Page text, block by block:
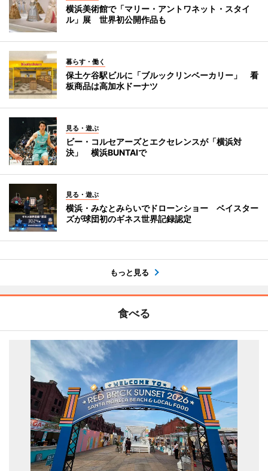
横浜美術館で「マリー・アントワネット・スタイ
ル」展 世界初公開作品も
暮らす・働く
保土ケ谷駅ビルに「ブルックリンベーカリー」 看
板商品は高加水ドーナツ
見る・遊ぶ
ビー・コルセアーズとエクセレンスが「横浜対
決」 横浜BUNTAIで
見る・遊ぶ
横浜・みなとみらいでドローンショー ベイスター
ズが球団初のギネス世界記録認定
もっと見る
食べる